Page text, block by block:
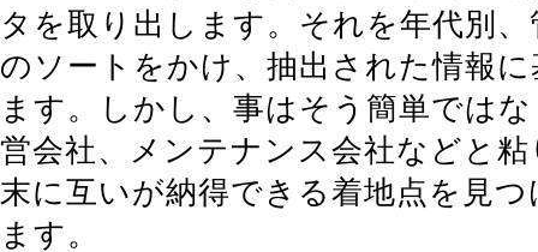
タを取り出します。それを年代別
のソートをかけ、抽出された情報
ます。しかし、事はそう簡単では
営会社、メンテナンス会社などと
末に互いが納得できる着地点を見
ます。